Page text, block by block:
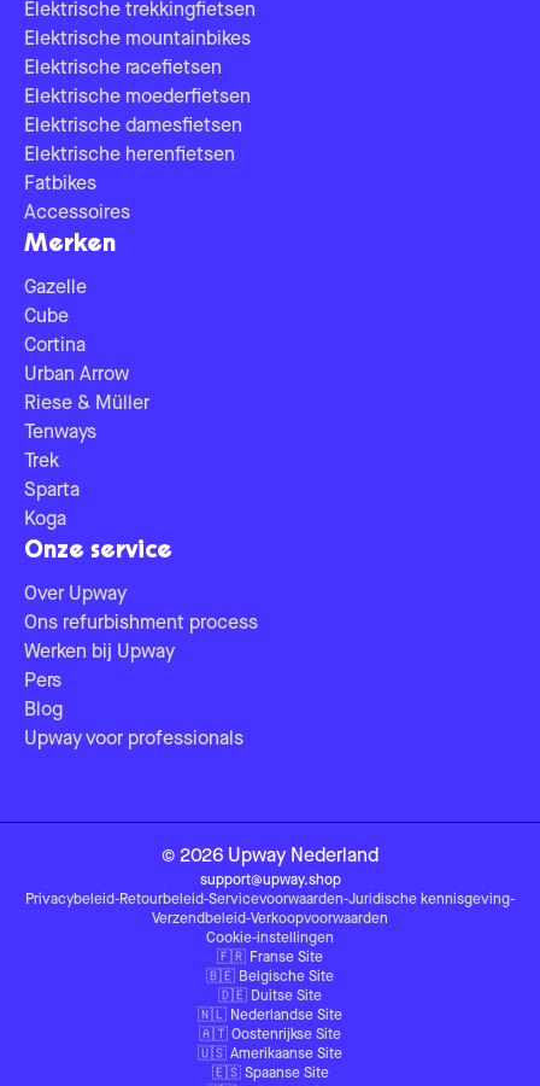
Elektrische trekkingfietsen
Elektrische mountainbikes
Elektrische racefietsen
Elektrische moederfietsen
Elektrische damesfietsen
Elektrische herenfietsen
Fatbikes
Accessoires
Merken
Gazelle
Cube
Cortina
Urban Arrow
Riese & Müller
Tenways
Trek
Sparta
Koga
Onze service
Over Upway
Ons refurbishment process
Werken bij Upway
Pers
Blog
Upway voor professionals
© 2026 Upway Nederland
support@upway.shop
Privacybeleid-Retourbeleid-Servicevoorwaarden-Juridische kennisgeving-
Verzendbeleid-Verkoopvoorwaarden
Cookie-instellingen
🇫🇷 Franse Site
🇧🇪 Belgische Site
🇩🇪 Duitse Site
🇳🇱 Nederlandse Site
🇦🇹 Oostenrijkse Site
🇺🇸 Amerikaanse Site
🇪🇸 Spaanse Site